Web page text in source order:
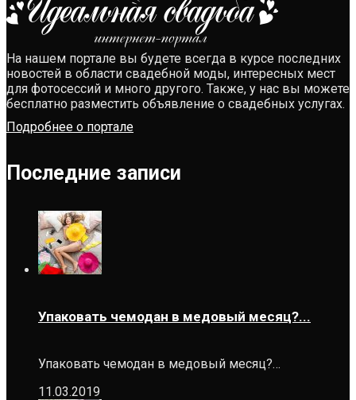
На нашем портале вы будете всегда в курсе последних
новостей в области свадебной моды, интересных мест
для фотосессий и много другого. Также, у нас вы можете
бесплатно разместить объявление о свадебных услугах.
Подробнее о портале
Последние записи
Упаковать чемодан в медовый месяц?...
Упаковать чемодан в медовый месяц?…
11.03.2019